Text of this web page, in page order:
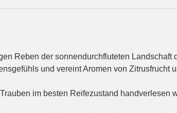
Reben der sonnendurchfluteten
und vereint Aromen von Zitrusfrucht
im besten Reifezustand handverlesen